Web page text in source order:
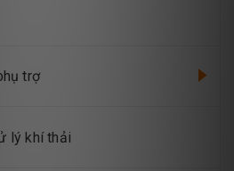
trợ
lý khí thải